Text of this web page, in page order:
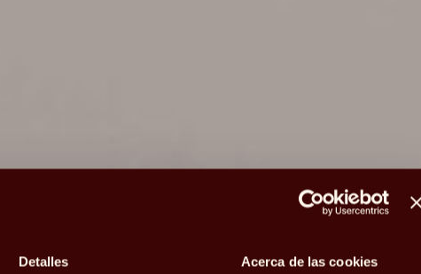
Detalles Acerca de las cookies